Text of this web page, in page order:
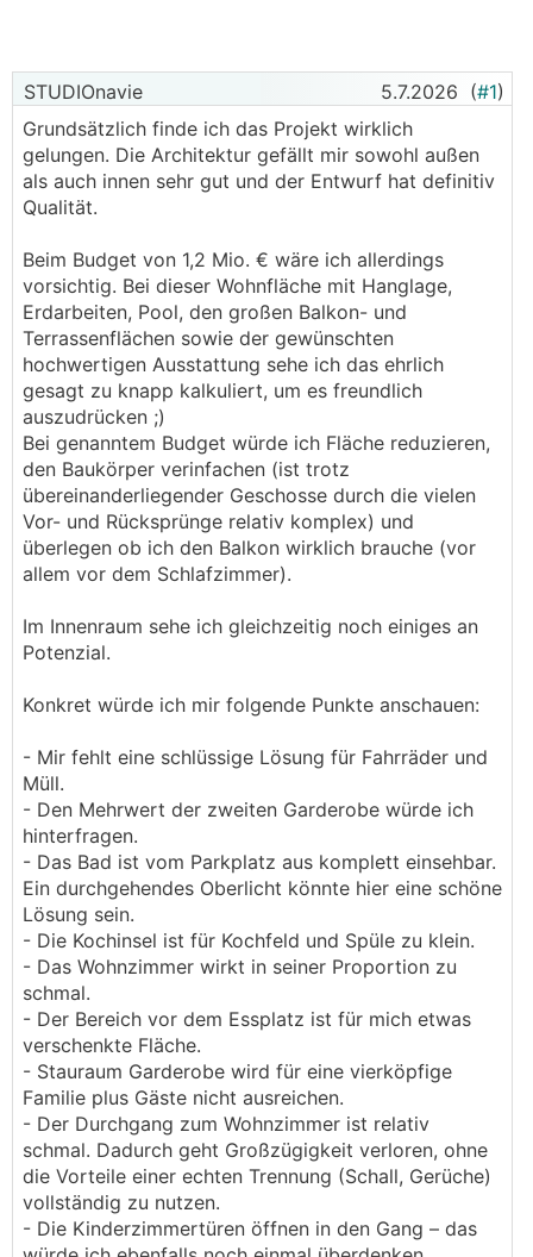
STUDIOnavie 5.7.2026 (#1)
Grundsätzlich finde ich das Projekt wirklich
gelungen. Die Architektur gefällt mir sowohl außen
als auch innen sehr gut und der Entwurf hat definitiv
Qualität.
Beim Budget von 1,2 Mio. € wäre ich allerdings
vorsichtig. Bei dieser Wohnfläche mit Hanglage,
Erdarbeiten, Pool, den großen Balkon- und
Terrassenflächen sowie der gewünschten
hochwertigen Ausstattung sehe ich das ehrlich
gesagt zu knapp kalkuliert, um es freundlich
auszudrücken ;)
Bei genanntem Budget würde ich Fläche reduzieren,
den Baukörper verinfachen (ist trotz
übereinanderliegender Geschosse durch die vielen
Vor- und Rücksprünge relativ komplex) und
überlegen ob ich den Balkon wirklich brauche (vor
allem vor dem Schlafzimmer).
Im Innenraum sehe ich gleichzeitig noch einiges an
Potenzial.
Konkret würde ich mir folgende Punkte anschauen:
- Mir fehlt eine schlüssige Lösung für Fahrräder und
Müll.
- Den Mehrwert der zweiten Garderobe würde ich
hinterfragen.
- Das Bad ist vom Parkplatz aus komplett einsehbar.
Ein durchgehendes Oberlicht könnte hier eine schöne
Lösung sein.
- Die Kochinsel ist für Kochfeld und Spüle zu klein.
- Das Wohnzimmer wirkt in seiner Proportion zu
schmal.
- Der Bereich vor dem Essplatz ist für mich etwas
verschenkte Fläche.
- Stauraum Garderobe wird für eine vierköpfige
Familie plus Gäste nicht ausreichen.
- Der Durchgang zum Wohnzimmer ist relativ
schmal. Dadurch geht Großzügigkeit verloren, ohne
die Vorteile einer echten Trennung (Schall, Gerüche)
vollständig zu nutzen.
- Die Kinderzimmertüren öffnen in den Gang – das